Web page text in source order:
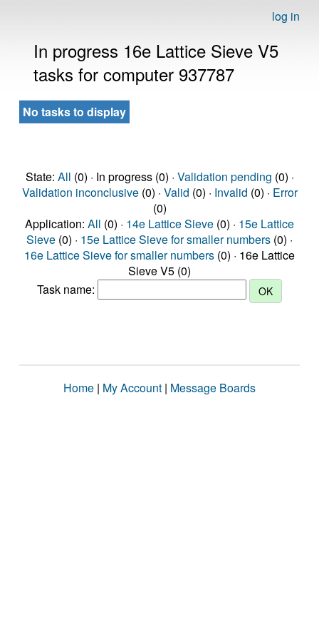
log in
In progress 16e Lattice Sieve V5
tasks for computer 937787
No tasks to display
State: All (0) · In progress (0) · Validation pending (0) ·
Validation inconclusive(0) · Valid (0) · Invalid (0) · Error
(0)
Application: All (0) · 14e Lattice Sieve (0) · 15e Lattice
Sieve (0) · 15e Lattice Sieve for smaller numbers (0) ·
16e Lattice Sieve for smaller numbers (0) · 16e Lattice
Sieve V5 (0)
Task name:
Home | My Account | Message Boards